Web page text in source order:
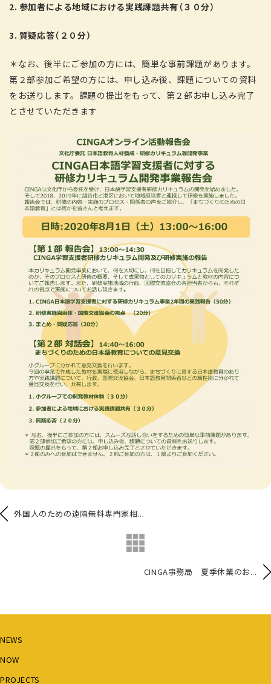
2. 参加者による地域における実践課題共有（３０分）
3. 質疑応答（２０分）
＊なお、後半にご参加の方には、簡単な事前課題があります。
第２部参加ご希望の方には、申し込み後、課題についての資料
をお送りします。課題の提出をもって、第２部お申し込み完了
とさせていただきます
外国人のための遠隔無料専門家相...
CINGA事務局 夏季休業のお...
NEWS
NOW
PROJECTS